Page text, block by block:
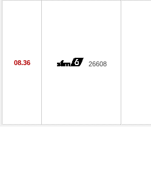
08.36 26608